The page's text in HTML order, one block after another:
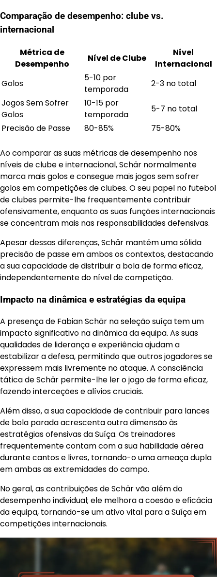
Comparação de desempenho: clube vs.
internacional
Métrica de
Desempenho
Nível de Clube
Nível
Internacional
Golos
5-10 por
temporada
2-3 no total
Jogos Sem Sofrer
Golos
10-15 por
temporada
5-7 no total
Precisão de Passe
80-85% 75-80%
Ao comparar as suas métricas de desempenho nos
níveis de clube e internacional, Schär normalmente
marca mais golos e consegue mais jogos sem sofrer
golos em competições de clubes. O seu papel no futebol
de clubes permite-lhe frequentemente contribuir
ofensivamente, enquanto as suas funções internacionais
se concentram mais nas responsabilidades defensivas.
Apesar dessas diferenças, Schär mantém uma sólida
precisão de passe em ambos os contextos, destacando
a sua capacidade de distribuir a bola de forma eficaz,
independentemente do nível de competição.
Impacto na dinâmica e estratégias da equipa
A presença de Fabian Schär na seleção suíça tem um
impacto significativo na dinâmica da equipa. As suas
qualidades de liderança e experiência ajudam a
estabilizar a defesa, permitindo que outros jogadores se
expressem mais livremente no ataque. A consciência
tática de Schär permite-lhe ler o jogo de forma eficaz,
fazendo interceções e alívios cruciais.
Além disso, a sua capacidade de contribuir para lances
de bola parada acrescenta outra dimensão às
estratégias ofensivas da Suíça. Os treinadores
frequentemente contam com a sua habilidade aérea
durante cantos e livres, tornando-o uma ameaça dupla
em ambas as extremidades do campo.
No geral, as contribuições de Schär vão além do
desempenho individual; ele melhora a coesão e eficácia
da equipa, tornando-se um ativo vital para a Suíça em
competições internacionais.